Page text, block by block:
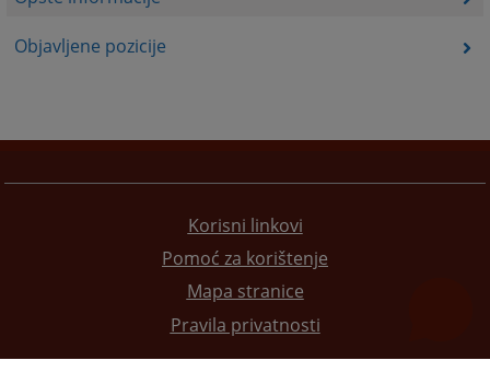
Objavljene pozicije
Korisni linkovi
Pomoć za korištenje
Mapa stranice
Pravila privatnosti